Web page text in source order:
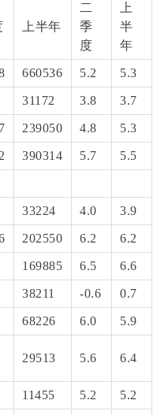
上半年
二
季
度
上
半
年
660536 5.2 5.3
31172 3.8 3.7
239050 4.8 5.3
390314 5.7 5.5
33224 4.0 3.9
202550 6.2 6.2
169885 6.5 6.6
38211 -0.6 0.7
68226 6.0 5.9
29513 5.6 6.4
11455 5.2 5.2